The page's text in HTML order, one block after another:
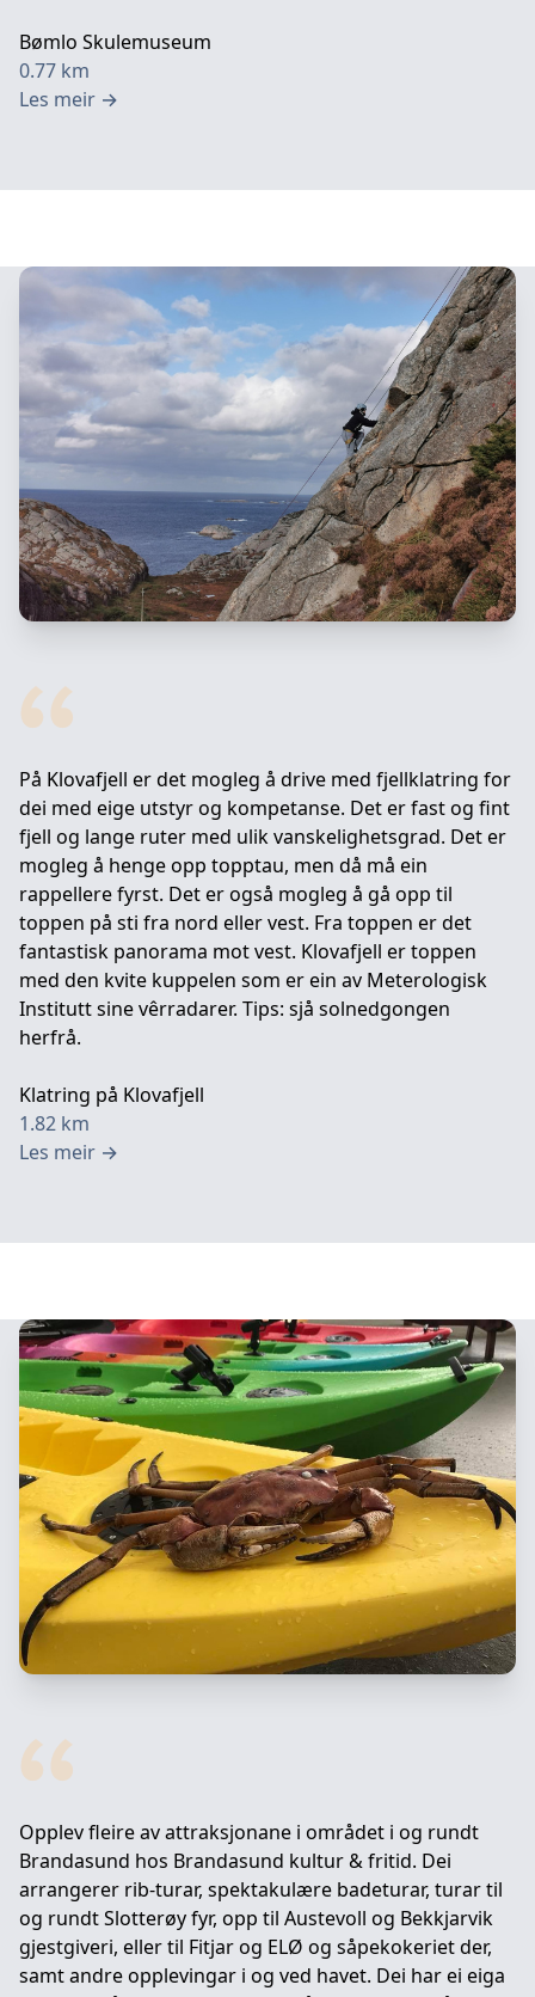
Bømlo Skulemuseum
0.77 km
Les meir →
På Klovafjell er det mogleg å drive med fjellklatring for
dei med eige utstyr og kompetanse. Det er fast og fint
fjell og lange ruter med ulik vanskelighetsgrad. Det er
mogleg å henge opp topptau, men då må ein
rappellere fyrst. Det er også mogleg å gå opp til
toppen på sti fra nord eller vest. Fra toppen er det
fantastisk panorama mot vest. Klovafjell er toppen
med den kvite kuppelen som er ein av Meterologisk
Institutt sine vêrradarer. Tips: sjå solnedgongen
herfrå.
Klatring på Klovafjell
1.82 km
Les meir →
Opplev fleire av attraksjonane i området i og rundt
Brandasund hos Brandasund kultur & fritid. Dei
arrangerer rib-turar, spektakulære badeturar, turar til
og rundt Slotterøy fyr, opp til Austevoll og Bekkjarvik
gjestgiveri, eller til Fitjar og ELØ og såpekokeriet der,
samt andre opplevingar i og ved havet. Dei har ei eiga